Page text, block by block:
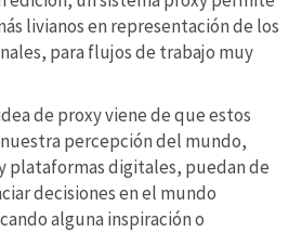
livianos en representación de los
para flujos de trabajo muy
de proxy viene de que estos
percepción del mundo,
plataformas digitales, puedan de
decisiones en el mundo
alguna inspiración o